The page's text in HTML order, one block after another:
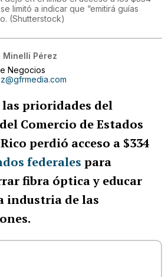
limitó a indicar que “emitirá guías
(Shutterstock)
Minelli Pérez
Negocios
las prioridades del
Comercio de Estados
perdió acceso a $334
federales para
fibra óptica y educar
industria de las